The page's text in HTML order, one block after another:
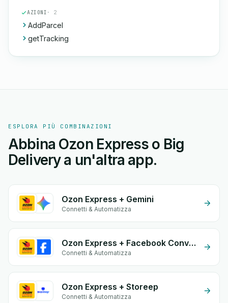
AZIONI · 2
AddParcel
getTracking
ESPLORA PIÙ COMBINAZIONI
Abbina Ozon Express o Big
Delivery a un'altra app.
Ozon Express + Gemini
Connetti & Automatizza
Ozon Express + Facebook Conversion API (CAPI)
Connetti & Automatizza
Ozon Express + Storeep
Connetti & Automatizza